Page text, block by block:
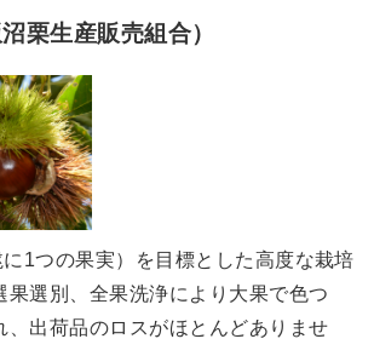
栗生産販売組合）
1つの果実）を目標とした高度な栽培
果選別、全果洗浄により大果で色つ
、出荷品のロスがほとんどありませ